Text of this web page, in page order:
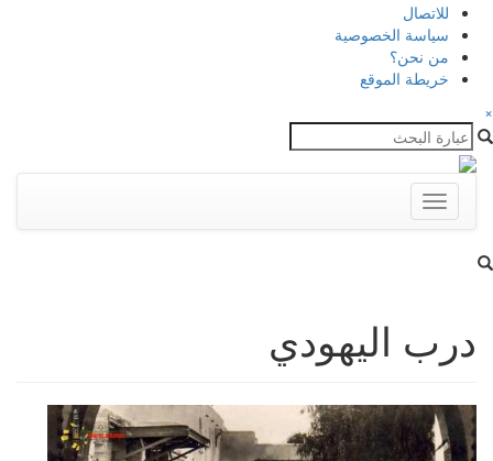
للاتصال
سياسة الخصوصية
من نحن؟
خريطة الموقع
×
Toggle
navigation
درب اليهودي